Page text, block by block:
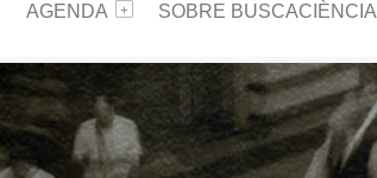
AGENDA SOBRE BUSCACIÈNCIA